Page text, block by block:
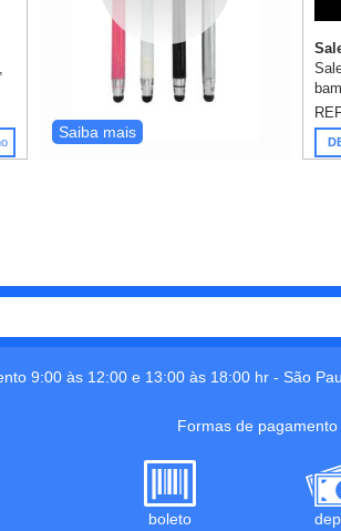
Saiba mais
9:00 às 12:00 e 13:00 às 18:00 hr - São
Formas de pagamento
boleto